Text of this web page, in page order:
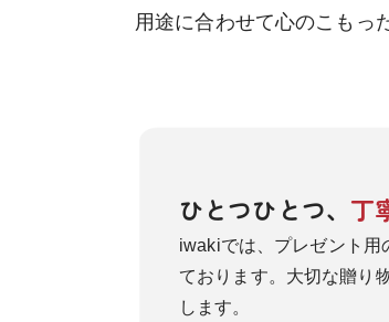
用途に合わせて心のこもっ
ひとつひとつ、 丁
iwakiでは、プレゼント用
ております。大切な贈り
します。